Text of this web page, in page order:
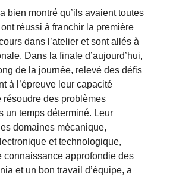
bien montré qu’ils avaient toutes
réussi à franchir la première
dans l’atelier et sont allés à
Dans la finale d’aujourd’hui,
de la journée, relevé des défis
à l’épreuve leur capacité
résoudre des problèmes
un temps déterminé. Leur
domaines mécanique,
et technologique,
connaissance approfondie des
et un bon travail d’équipe, a